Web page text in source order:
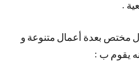
.
مختص بعدة أعمال متنوعة و
يقوم ب :